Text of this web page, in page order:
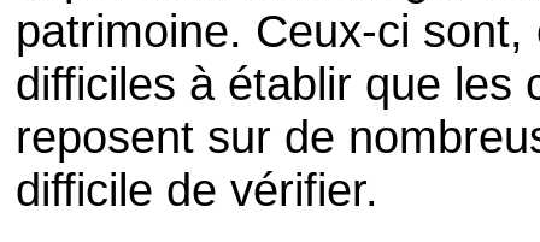
patrimoine. Ceux-ci
difficiles à établir que les
reposent sur de
difficile de vérifier.